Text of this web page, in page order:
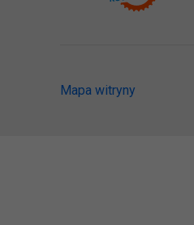
Mapa witryny